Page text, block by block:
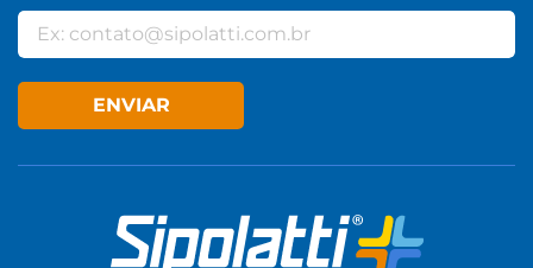
ENVIAR